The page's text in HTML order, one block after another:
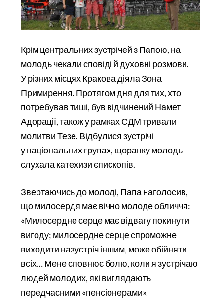
Крім центральних зустрічей з Папою, на
молодь чекали сповіді й духовні розмови.
У різних місцях Кракова діяла Зона
Примирення. Протягом дня для тих, хто
потребував тиші, був відчинений Намет
Адорації, також у рамках СДМ тривали
молитви Тезе. Відбулися зустрічі
у національних групах, щоранку молодь
слухала катехизи єпископів.
Звертаючись до молоді, Папа наголосив,
що милосердя має вічно молоде обличчя:
«Милосердне серце має відвагу покинути
вигоду; милосердне серце спроможне
виходити назустріч іншим, може обійняти
всіх… Мене спов­нює болю, коли я зустрічаю
людей молодих, які виглядають
передчасними «пенсіонерами».